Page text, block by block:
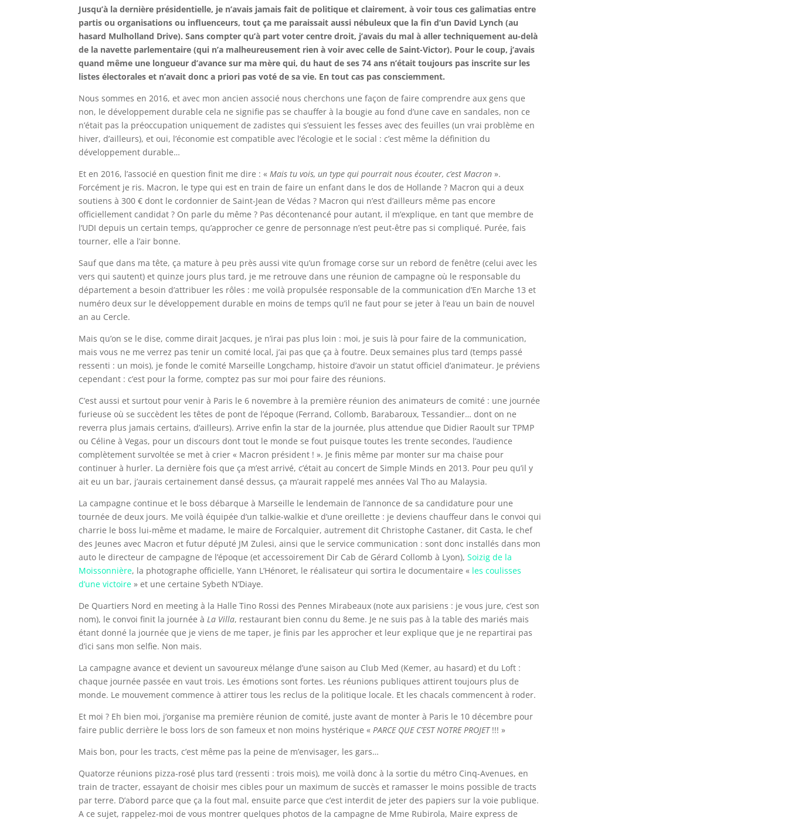
Jusqu’à la dernière présidentielle, je n’avais jamais fait de politique et clairement, à voir tous ces galimatias entre
partis ou organisations ou influenceurs, tout ça me paraissait aussi nébuleux que la fin d’un David Lynch (au
hasard Mulholland Drive). Sans compter qu’à part voter centre droit, j’avais du mal à aller techniquement au-delà
de la navette parlementaire (qui n’a malheureusement rien à voir avec celle de Saint-Victor). Pour le coup, j’avais
quand même une longueur d’avance sur ma mère qui, du haut de ses 74 ans n’était toujours pas inscrite sur les
listes électorales et n’avait donc a priori pas voté de sa vie. En tout cas pas consciemment.
Nous sommes en 2016, et avec mon ancien associé nous cherchons une façon de faire comprendre aux gens que
non, le développement durable cela ne signifie pas se chauffer à la bougie au fond d’une cave en sandales, non ce
n’était pas la préoccupation uniquement de zadistes qui s’essuient les fesses avec des feuilles (un vrai problème en
hiver, d’ailleurs), et oui, l’économie est compatible avec l’écologie et le social : c’est même la définition du
développement durable…
Et en 2016, l’associé en question finit me dire : «Mais tu vois, un type qui pourrait nous écouter, c’est Macron ».
Forcément je ris. Macron, le type qui est en train de faire un enfant dans le dos de Hollande ? Macron qui a deux
soutiens à 300 € dont le cordonnier de Saint-Jean de Védas ? Macron qui n’est d’ailleurs même pas encore
officiellement candidat ? On parle du même ? Pas décontenancé pour autant, il m’explique, en tant que membre de
l’UDI depuis un certain temps, qu’approcher ce genre de personnage n’est peut-être pas si compliqué. Purée, fais
tourner, elle a l’air bonne.
Sauf que dans ma tête, ça mature à peu près aussi vite qu’un fromage corse sur un rebord de fenêtre (celui avec les
vers qui sautent) et quinze jours plus tard, je me retrouve dans une réunion de campagne où le responsable du
département a besoin d’attribuer les rôles : me voilà propulsée responsable de la communication d’En Marche 13 et
numéro deux sur le développement durable en moins de temps qu’il ne faut pour se jeter à l’eau un bain de nouvel
an au Cercle.
Mais qu’on se le dise, comme dirait Jacques, je n’irai pas plus loin : moi, je suis là pour faire de la communication,
mais vous ne me verrez pas tenir un comité local, j’ai pas que ça à foutre. Deux semaines plus tard (temps passé
ressenti : un mois), je fonde le comité Marseille Longchamp, histoire d’avoir un statut officiel d’animateur. Je préviens
cependant : c’est pour la forme, comptez pas sur moi pour faire des réunions.
C’est aussi et surtout pour venir à Paris le 6 novembre à la première réunion des animateurs de comité : une journée
furieuse où se succèdent les têtes de pont de l’époque (Ferrand, Collomb, Barabaroux, Tessandier… dont on ne
reverra plus jamais certains, d’ailleurs). Arrive enfin la star de la journée, plus attendue que Didier Raoult sur TPMP
ou Céline à Vegas, pour un discours dont tout le monde se fout puisque toutes les trente secondes, l’audience
complètement survoltée se met à crier « Macron président ! ». Je finis même par monter sur ma chaise pour
continuer à hurler. La dernière fois que ça m’est arrivé, c’était au concert de Simple Minds en 2013. Pour peu qu’il y
ait eu un bar, j’aurais certainement dansé dessus, ça m’aurait rappelé mes années Val Tho au Malaysia.
La campagne continue et le boss débarque à Marseille le lendemain de l’annonce de sa candidature pour une
tournée de deux jours. Me voilà équipée d’un talkie-walkie et d’une oreillette : je deviens chauffeur dans le convoi qui
charrie le boss lui-même et madame, le maire de Forcalquier, autrement dit Christophe Castaner, dit Casta, le chef
des Jeunes avec Macron et futur député JM Zulesi, ainsi que le service communication : sont donc installés dans mon
auto le directeur de campagne de l’époque (et accessoirement Dir Cab de Gérard Collomb à Lyon),Soizig de la
Moissonnière, la photographe officielle, Yann L’Hénoret, le réalisateur qui sortira le documentaire « les coulisses
d’une victoire » et une certaine Sybeth N’Diaye.
De Quartiers Nord en meeting à la Halle Tino Rossi des Pennes Mirabeaux (note aux parisiens : je vous jure, c’est son
nom), le convoi finit la journée àLa Villa, restaurant bien connu du 8eme. Je ne suis pas à la table des mariés mais
étant donné la journée que je viens de me taper, je finis par les approcher et leur explique que je ne repartirai pas
d’ici sans mon selfie. Non mais.
La campagne avance et devient un savoureux mélange d’une saison au Club Med (Kemer, au hasard) et du Loft :
chaque journée passée en vaut trois. Les émotions sont fortes. Les réunions publiques attirent toujours plus de
monde. Le mouvement commence à attirer tous les reclus de la politique locale. Et les chacals commencent à roder.
Et moi ? Eh bien moi, j’organise ma première réunion de comité, juste avant de monter à Paris le 10 décembre pour
faire public derrière le boss lors de son fameux et non moins hystérique «PARCE QUE C’EST NOTRE PROJET!!! »
Mais bon, pour les tracts, c’est même pas la peine de m’envisager, les gars…
Quatorze réunions pizza-rosé plus tard (ressenti : trois mois), me voilà donc à la sortie du métro Cinq-Avenues, en
train de tracter, essayant de choisir mes cibles pour un maximum de succès et ramasser le moins possible de tracts
par terre. D’abord parce que ça la fout mal, ensuite parce que c’est interdit de jeter des papiers sur la voie publique.
A ce sujet, rappelez-moi de vous montrer quelques photos de la campagne de Mme Rubirola, Maire express de